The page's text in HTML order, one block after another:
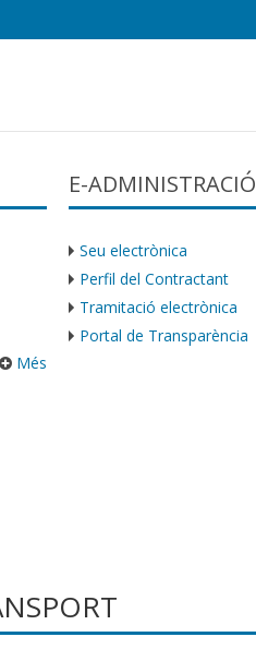
Més
E-ADMINISTRACIÓ
Seu electrònica
Perfil del Contractant
Tramitació electrònica
Portal de Transparència